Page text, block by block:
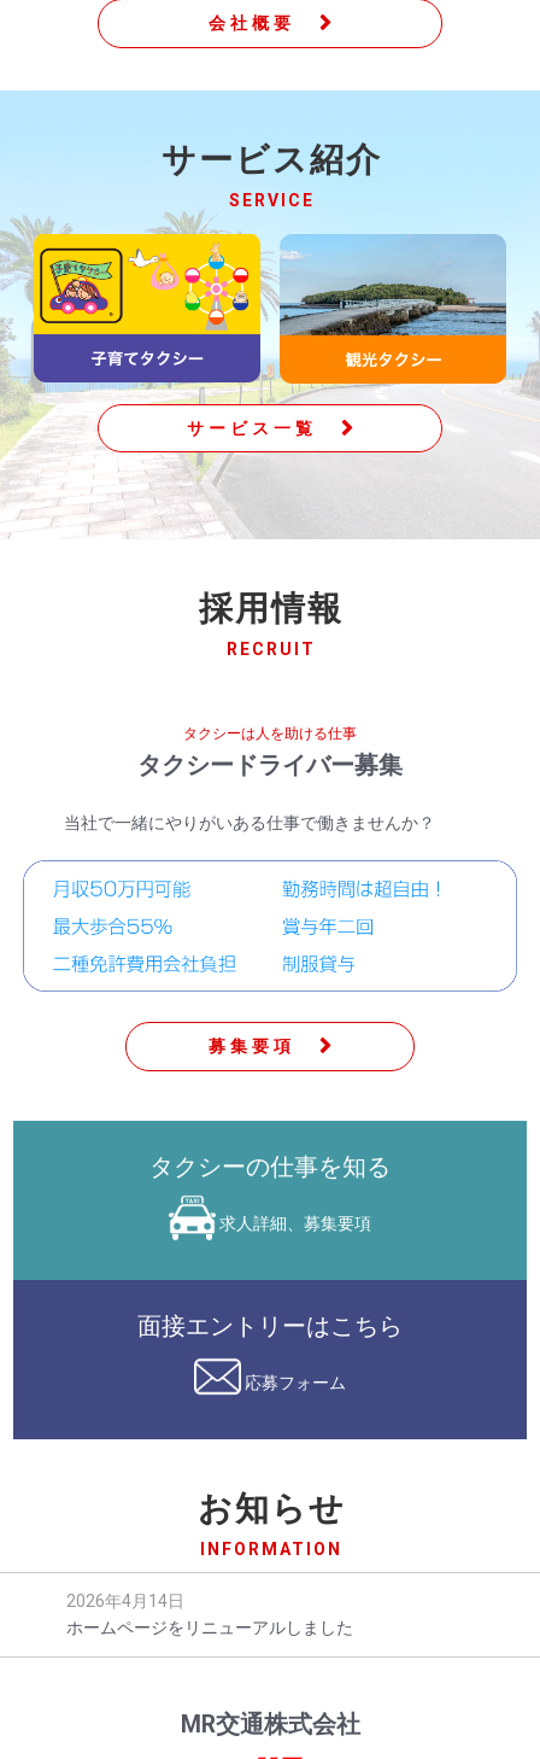
会社概要
サービス紹介
SERVICE
サービス一覧
採用情報
RECRUIT
タクシーは人を助ける仕事
タクシードライバー募集
当社で一緒にやりがいある仕事で働きませんか？
募集要項
面接エントリーはこちら
応募フォーム
タクシーの仕事を知る
求人詳細、募集要項
お知らせ
INFORMATION
2026年4月14日
ホームページをリニューアルしました
MR交通株式会社